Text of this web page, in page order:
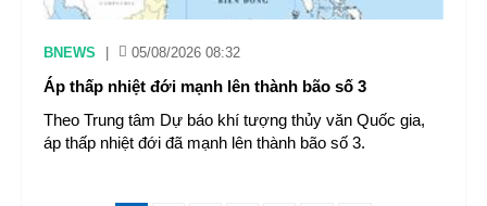
BNEWS 05/08/2026 08:32
Áp thấp nhiệt đới mạnh lên thành bão số 3
Theo Trung tâm Dự báo khí tượng thủy văn Quốc gia,
áp thấp nhiệt đới đã mạnh lên thành bão số 3.